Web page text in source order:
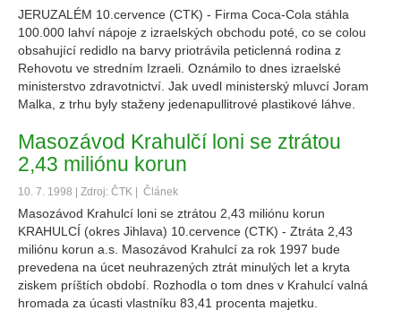
JERUZALÉM 10.cervence (CTK) - Firma Coca-Cola stáhla
100.000 lahví nápoje z izraelských obchodu poté, co se colou
obsahující redidlo na barvy priotrávila peticlenná rodina z
Rehovotu ve stredním Izraeli. Oznámilo to dnes izraelské
ministerstvo zdravotnictví. Jak uvedl ministerský mluvcí Joram
Malka, z trhu byly staženy jedenapullitrové plastikové láhve.
Masozávod Krahulčí loni se ztrátou
2,43 miliónu korun
10. 7. 1998 | Zdroj: ČTK | Článek
Masozávod Krahulcí loni se ztrátou 2,43 miliónu korun
KRAHULCÍ (okres Jihlava) 10.cervence (CTK) - Ztráta 2,43
miliónu korun a.s. Masozávod Krahulcí za rok 1997 bude
prevedena na úcet neuhrazených ztrát minulých let a kryta
ziskem príštích období. Rozhodla o tom dnes v Krahulcí valná
hromada za úcasti vlastníku 83,41 procenta majetku.